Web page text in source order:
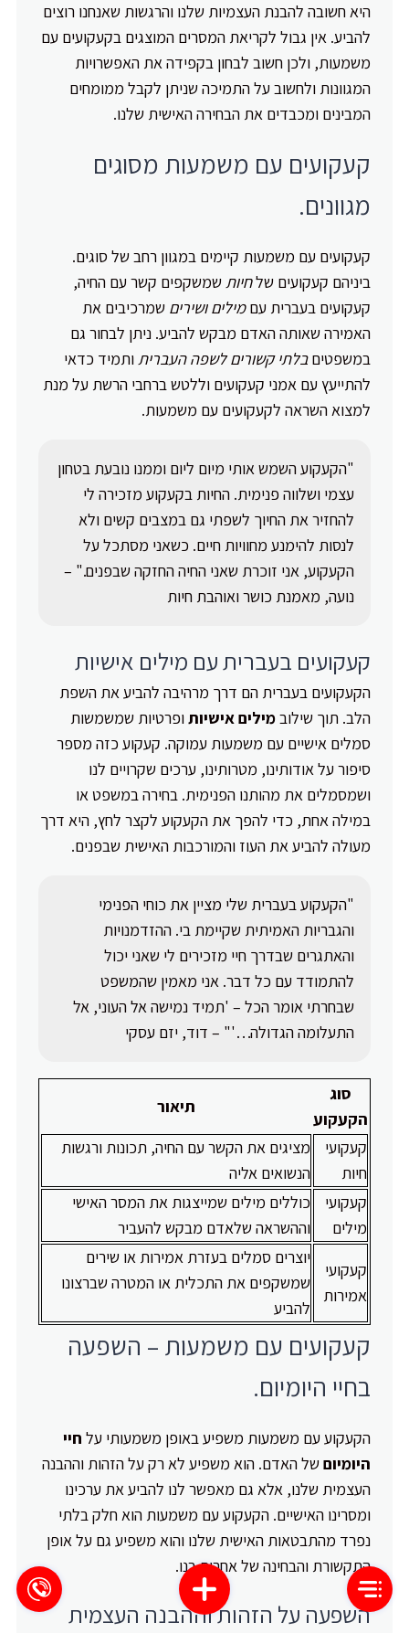
היא חשובה להבנת העצמיות שלנו והרגשות שאנחנו רוצים
להביע. אין גבול לקריאת המסרים המוצגים בקעקועים עם
משמעות, ולכן חשוב לבחון בקפידה את האפשרויות
המגוונות ולחשוב על התמיכה שניתן לקבל ממומחים
המבינים ומכבדים את הבחירה האישית שלנו.
קעקועים עם משמעות מסוגים
מגוונים.
קעקועים עם משמעות קיימים במגוון רחב של סוגים.
ביניהם קעקועים שלחיותשמשקפים קשר עם החיה,
קעקועים בעברית עםמילים ושירים שמרכיבים את
האמירה שאותה האדם מבקש להביע. ניתן לבחור גם
במשפטיםבלתי קשורים לשפה העבריתותמיד כדאי
להתייעץ עם אמני קעקועים וללטש ברחבי הרשת על מנת
למצוא השראה לקעקועים עם משמעות.
"הקעקוע השמש אותי מיום ליום וממנו נובעת בטחון
עצמי ושלווה פנימית. החיות בקעקוע מזכירה לי
להחזיר את החיוך לשפתי גם במצבים קשים ולא
לנסות להימנע מחוויות חיים. כשאני מסתכל על
הקעקוע, אני זוכרת שאני החיה החזקה שבפנים." –
נועה, מאמנת כושר ואוהבת חיות
קעקועים בעברית עם מילים אישיות
הקעקועים בעברית הם דרך מרהיבה להביע את השפת
הלב. תוך שילובמיליםאישיותופרטיות שמשמשות
סמלים אישיים עם משמעות עמוקה. קעקוע כזה מספר
סיפור על אודותינו, מטרותינו, ערכים שקרויים לנו
ושמסמלים את מהותנו הפנימית. בחירה במשפט או
במילה אחת, כדי להפך את הקעקוע לקצר לחץ, היא דרך
מעולה להביע את העוז והמורכבות האישית שבפנים.
"הקעקוע בעברית שלי מציין את כוחי הפנימי
והגבריות האמיתית שקיימת בי. ההזדמנויות
והאתגרים שבדרך חיי מזכירים לי שאני יכול
להתמודד עם כל דבר. אני מאמין שהמשפט
שבחרתי אומר הכל – 'תמיד נמישה אל העוני, אל
התעלומה הגדולה…'" – דוד, יזם עסקי
סוג
הקעקוע
תיאור
קעקועי
חיות
מציגים את הקשר עם החיה, תכונות ורגשות
הנשואים אליה
קעקועי
מילים
כוללים מילים שמייצגות את המסר האישי
וההשראה שלאדם מבקש להעביר
קעקועי
אמירות
יוצרים סמלים בעזרת אמירות או שירים
שמשקפים את התכלית או המטרה שברצונו
להביע
קעקועים עם משמעות – השפעה
בחיי היומיום.
הקעקוע עם משמעות משפיע באופן משמעותי על חיי
היומיוםשל האדם. הוא משפיע לא רק על הזהות וההבנה
העצמית שלנו, אלא גם מאפשר לנו להביע את ערכינו
ומסרינו האישיים. הקעקוע עם משמעות הוא חלק בלתי
נפרד מהתבטאות האישית שלנו והוא משפיע גם על אופן
התקשורת והבחינה של אחרים בנו.
השפעה על הזהות וההבנה העצמית